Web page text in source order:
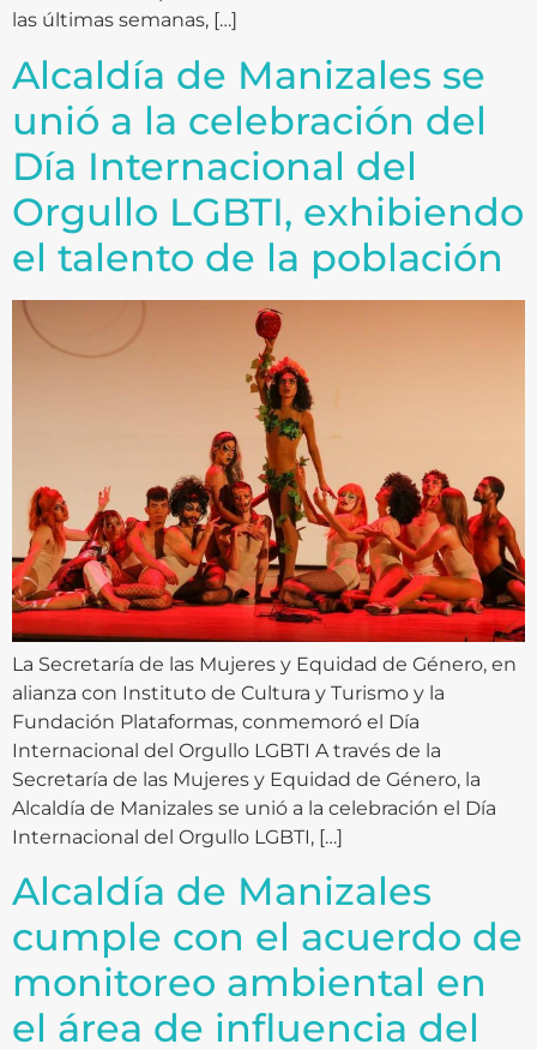
las últimas semanas, […]
Alcaldía de Manizales se
unió a la celebración del
Día Internacional del
Orgullo LGBTI, exhibiendo
el talento de la población
La Secretaría de las Mujeres y Equidad de Género, en
alianza con Instituto de Cultura y Turismo y la
Fundación Plataformas, conmemoró el Día
Internacional del Orgullo LGBTI A través de la
Secretaría de las Mujeres y Equidad de Género, la
Alcaldía de Manizales se unió a la celebración el Día
Internacional del Orgullo LGBTI, […]
Alcaldía de Manizales
cumple con el acuerdo de
monitoreo ambiental en
el área de influencia del